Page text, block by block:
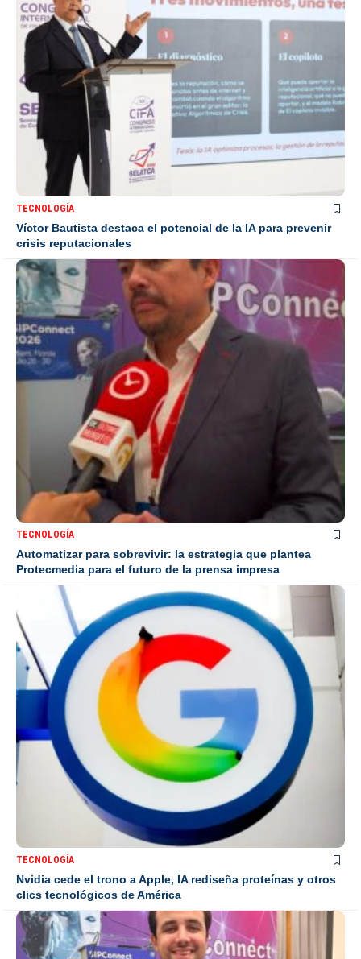
TECNOLOGÍA
Víctor Bautista destaca el potencial de la IA para prevenir
crisis reputacionales
TECNOLOGÍA
Automatizar para sobrevivir: la estrategia que plantea
Protecmedia para el futuro de la prensa impresa
TECNOLOGÍA
Nvidia cede el trono a Apple, IA rediseña proteínas y otros
clics tecnológicos de América